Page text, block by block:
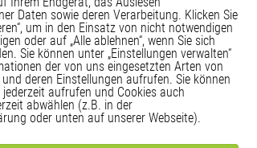
Gesellschafter von EUCUSA, davor
Feedback-Systeme
Einstellungen und
Ergebnisse. Die neueste
über die Zukunftsfitness dieser
Tätigkeit für EUCUSA untersucht
des Energieschlafs (Powernap) auf
Daten sowie deren Verarbeitung. Klicken Sie
um in den Einsatz von nicht notwendigen
oder auf „Alle ablehnen“, wenn Sie sich
Sie können unter „Einstellungen verwalten“
der von uns eingesetzten Arten von
deren Einstellungen aufrufen. Sie können
aufrufen und Cookies auch
abwählen (z.B. in der
oder unten auf unserer Webseite).